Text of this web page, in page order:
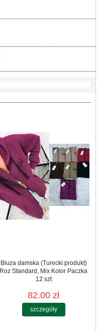
Bluza damska (Turecki produkt)
Roz Standard, Mix Kolor Paczka
12 szt
82.00 zł
szczegóły